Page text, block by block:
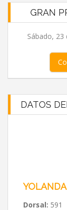
GRAN
Sábado, 23
DATOS
Dorsal: 591